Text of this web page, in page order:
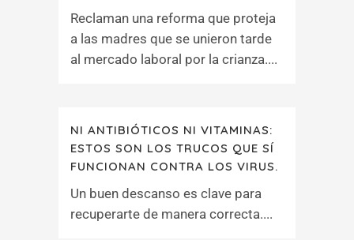
Reclaman una reforma que proteja
a las madres que se unieron tarde
al mercado laboral por la crianza....
NI ANTIBIÓTICOS NI VITAMINAS:
ESTOS SON LOS TRUCOS QUE SÍ
FUNCIONAN CONTRA LOS VIRUS.
Un buen descanso es clave para
recuperarte de manera correcta....